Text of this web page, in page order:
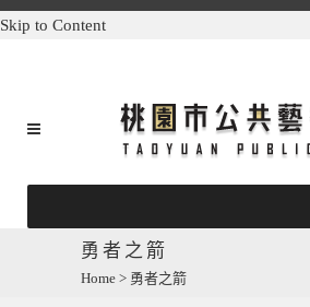
Skip to Content
勇者之箭
Home > 勇者之箭